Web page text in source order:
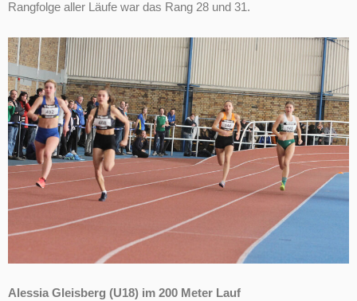
Rangfolge aller Läufe war das Rang 28 und 31.
Alessia Gleisberg (U18) im 200 Meter Lauf